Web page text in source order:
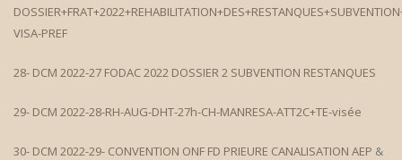
VISA-PREF
28- DCM 2022-27 FODAC 2022 DOSSIER 2 SUBVENTION RESTANQUES
29- DCM 2022-28-RH-AUG-DHT-27h-CH-MANRESA-ATT2C+TE-visée
30- DCM 2022-29- CONVENTION ONF FD PRIEURE CANALISATION AEP &